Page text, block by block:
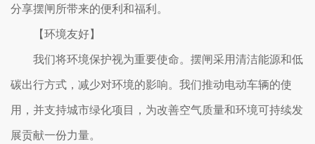
分享摆闸所带来的便利和福利。
【环境友好】
我们将环境保护视为重要使命。摆闸采用清洁能源和低
碳出行方式，减少对环境的影响。我们推动电动车辆的使
用，并支持城市绿化项目，为改善空气质量和环境可持续发
展贡献一份力量。